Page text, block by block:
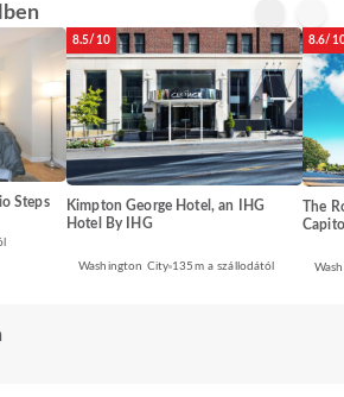
Steps
8.5/10
Kimpton George Hotel, an IHG
Hotel By IHG
Washington City 135m a szállodától
8.6/
The